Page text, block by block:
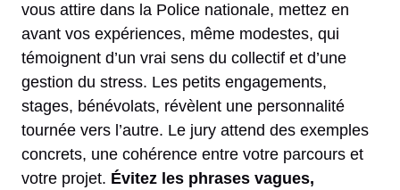
vous attire dans la Police nationale, mettez en
avant vos expériences, même modestes, qui
témoignent d’un vrai sens du collectif et d’une
gestion du stress. Les petits engagements,
stages, bénévolats, révèlent une personnalité
tournée vers l’autre. Le jury attend des exemples
concrets, une cohérence entre votre parcours et
votre projet. Évitez les phrases vagues,